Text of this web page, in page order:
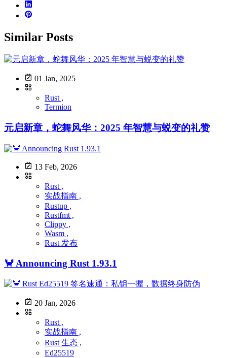
Similar Posts
01 Jan, 2025
Rust ,
Termion
元启新章，蛇舞风华：2025 年智慧与蜕变的礼赞
13 Feb, 2026
Rust ,
实战指南 ,
Rustup ,
Rustfmt ,
Clippy ,
Wasm ,
Rust 发布
🦀 Announcing Rust 1.93.1
20 Jan, 2026
Rust ,
实战指南 ,
Rust 生态 ,
Ed25519